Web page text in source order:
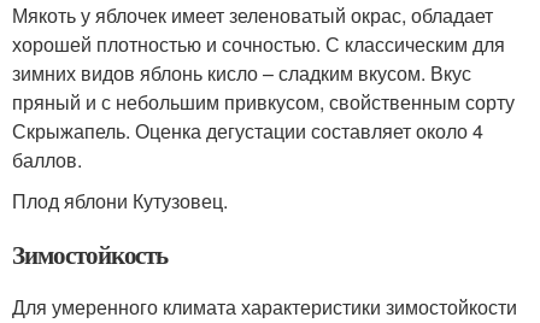
Мякоть у яблочек имеет зеленоватый окрас, обладает
хорошей плотностью и сочностью. С классическим для
зимних видов яблонь кисло – сладким вкусом. Вкус
пряный и с небольшим привкусом, свойственным сорту
Скрыжапель. Оценка дегустации составляет около 4
баллов.
Плод яблони Кутузовец.
Зимостойкость
Для умеренного климата характеристики зимостойкости